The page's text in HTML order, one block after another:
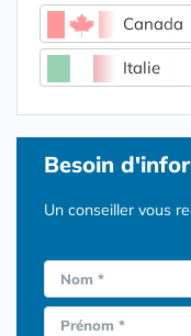
Canada
Italie
Besoin
Un conseiller vous
Nom *
Prénom *